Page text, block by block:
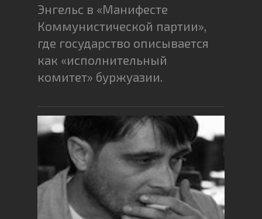
Энгельс в «Манифесте
Коммунистической партии»,
где государство описывается
как «исполнительный
комитет» буржуазии.